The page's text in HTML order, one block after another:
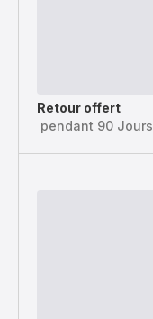
Retour offert
pendant 90 Jours